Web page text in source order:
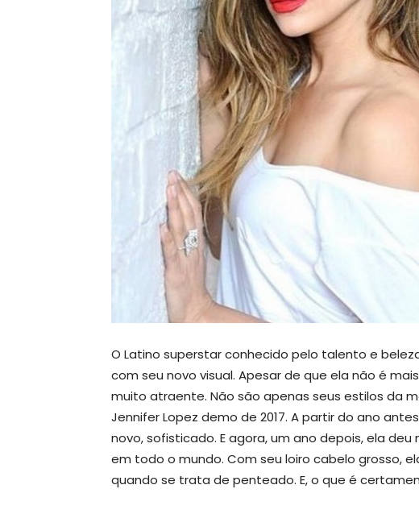
O Latino superstar conhecido pelo talento e
com seu novo visual. Apesar de que ela não é
muito atraente. Não são apenas seus estilos da
Jennifer Lopez demo de 2017. A partir do ano
novo, sofisticado. E agora, um ano depois, ela
em todo o mundo. Com seu loiro cabelo grosso,
quando se trata de penteado. E, o que é